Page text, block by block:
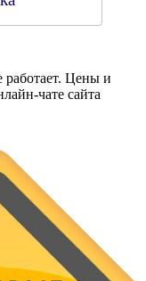
работает. Цены и
чате сайта